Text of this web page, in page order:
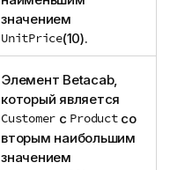
значением
UnitPrice(10).
Элемент Betacab,
который является
Customer с Productсо
вторым наибольшим
значением